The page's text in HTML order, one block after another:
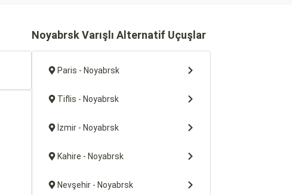
Noyabrsk Varışlı Alternatif Uçuşlar
Paris - Noyabrsk
Tiflis - Noyabrsk
İzmir - Noyabrsk
Kahire - Noyabrsk
Nevşehir - Noyabrsk